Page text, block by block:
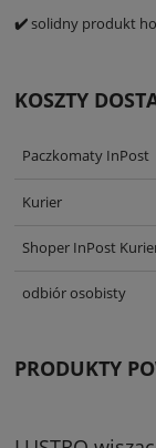
✔️solidny produkt
KOSZTY
Paczkomaty InPost
Kurier
Shoper InPost
odbiór osobisty
PRODUKTY